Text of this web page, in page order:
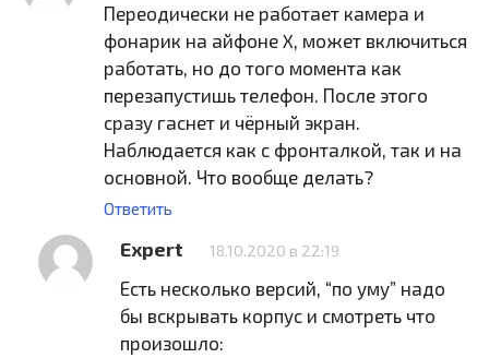
Переодически не работает камера и
фонарик на айфоне X, может включиться
работать, но до того момента как
перезапустишь телефон. После этого
сразу гаснет и чёрный экран.
Наблюдается как с фронталкой, так и на
основной. Что вообще делать?
Ответить
Expert 18.10.2020 в 22:19
Есть несколько версий, “по уму” надо
бы вскрывать корпус и смотреть что
произошло: